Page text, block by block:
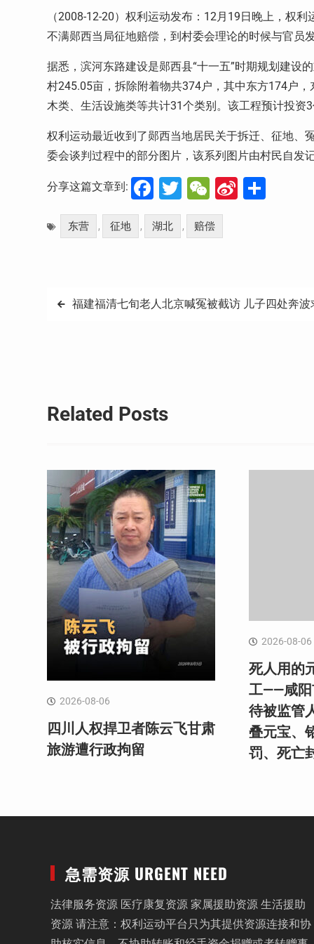
（2008-12-20）权利运动发布：12月19日晚上，权
不满郧西当局征地赔偿，到村委会理论的时候与官员
据悉，滨河东路建设是郧西县“十一五”时期规划建设
村245.05亩，拆除附着物共374户，其中东方174户
木类、生活设施类等共计31个类别。该工程预计投资
权利运动最近收到了郧西当地居民关于拆迁、征地、
委会谈判过程中的部分图片，该系列图片由村民自发
分享这篇文章到: Facebook
Twitter
WeChat
Sina
东营 , 征地 , 湖北 , 赔偿
文 福建福清七旬老人北京喊冤被截访 儿子四处奔波
Related Posts
2026-08-06
四川人权捍卫者陈云飞甘肃
旅游遭行政拘留
2026-08-06
死人用的
工——咸阳
待被监管
叠元宝、
罚、死亡
急需资源 URGENT NEED
法律服务资源 医疗康复资源 家属援助资源 生活援助
资源 请注意：权利运动平台只为其提供资源连接和协